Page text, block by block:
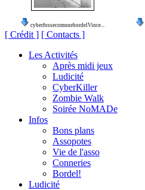
cyberfossecomunebordelVince...
[ Crédit ] [ Contacts ]
Les Activités
Après midi jeux
Ludicité
CyberKiller
Zombie Walk
Soirée NoMADe
Infos
Bons plans
Assopotes
Vie de l'asso
Conneries
Bordel!
Ludicité